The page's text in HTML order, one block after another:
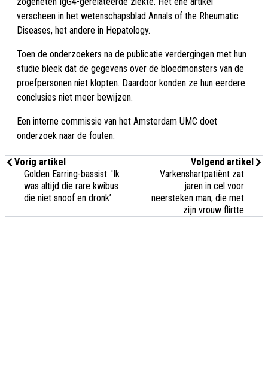
verscheen in het wetenschapsblad Annals of the Rheumatic
Diseases, het andere in Hepatology.
Toen de onderzoekers na de publicatie verdergingen met hun
studie bleek dat de gegevens over de bloedmonsters van de
proefpersonen niet klopten. Daardoor konden ze hun eerdere
conclusies niet meer bewijzen.
Een interne commissie van het Amsterdam UMC doet
onderzoek naar de fouten.
Vorig artikel
Golden Earring-bassist: 'Ik
was altijd die rare kwibus
die niet snoof en dronk’
Volgend artikel
Varkenshartpatiënt zat
jaren in cel voor
neersteken man, die met
zijn vrouw flirtte